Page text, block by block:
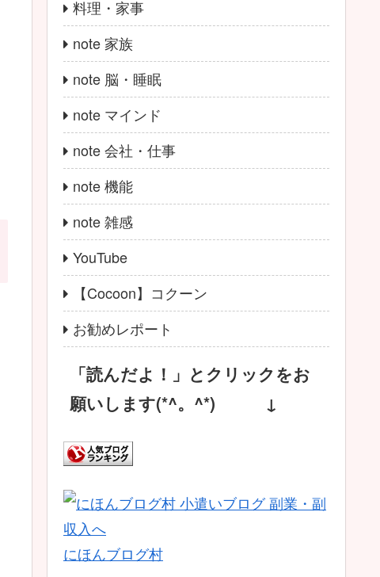
料理・家事
note 家族
note 脳・睡眠
note マインド
note 会社・仕事
note 機能
note 雑感
YouTube
【Cocoon】コクーン
お勧めレポート
「読んだよ！」とクリックをお
願いします(*^。^*) ↓
にほんブログ村